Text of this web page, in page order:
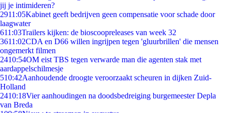
jij je intimideren?
2911:05Kabinet geeft bedrijven geen compensatie voor schade door
laagwater
611:03Trailers kijken: de bioscoopreleases van week 32
3611:02CDA en D66 willen ingrijpen tegen 'gluurbrillen' die mensen
ongemerkt filmen
2410:54OM eist TBS tegen verwarde man die agenten stak met
aardappelschilmesje
510:42Aanhoudende droogte veroorzaakt scheuren in dijken Zuid-
Holland
2410:18Vier aanhoudingen na doodsbedreiging burgemeester Depla
van Breda